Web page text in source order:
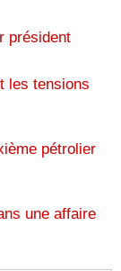
président
les tensions
pétrolier
une affaire